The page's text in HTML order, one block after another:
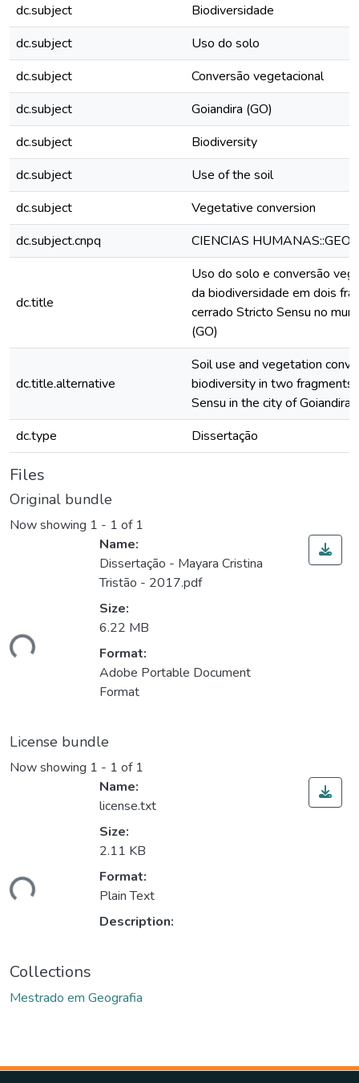
dc.subject
Biodiversidade
dc.subject
Uso do solo
dc.subject
Conversão vegetacional
dc.subject
Goiandira (GO)
dc.subject
Biodiversity
dc.subject
Use of the soil
dc.subject
Vegetative conversion
dc.subject.cnpq
CIENCIAS
dc.title
Uso do solo e conversão
da biodiversidade em dois
cerrado Stricto Sensu no
(GO)
dc.title.alternative
Soil use and vegetation
biodiversity in two fragments
Sensu in the city of Goiandira
dc.type
Dissertação
Files
Original bundle
Now showing 1 - 1 of 1
Loading...
Name:
Dissertação - Mayara Cristina
Tristão - 2017.pdf
Size:
6.22 MB
Format:
Adobe Portable Document
Format
License bundle
Now showing 1 - 1 of 1
Loading...
Name:
license.txt
Size:
2.11 KB
Format:
Plain Text
Description:
Collections
Mestrado em Geografia